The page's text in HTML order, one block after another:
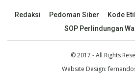
Redaksi Pedoman Siber
Kode
SOP Perlindungan
© 2017 - All Rights
Website Design: